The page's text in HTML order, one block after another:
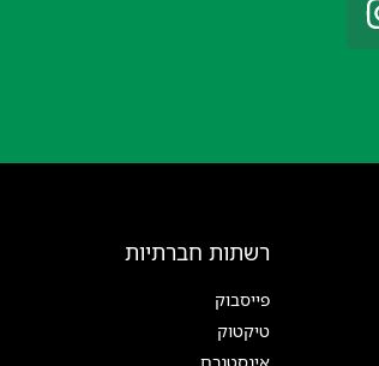
רשתות חברתיות
פייסבוק
טיקטוק